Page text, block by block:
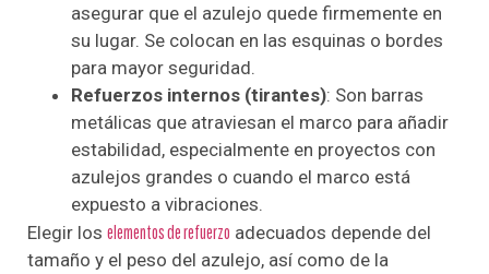
asegurar que el azulejo quede firmemente en
su lugar. Se colocan en las esquinas o bordes
para mayor seguridad.
Refuerzos internos (tirantes): Son barras
metálicas que atraviesan el marco para añadir
estabilidad, especialmente en proyectos con
azulejos grandes o cuando el marco está
expuesto a vibraciones.
Elegir los elementos de refuerzo adecuados depende del
tamaño y el peso del azulejo, así como de la